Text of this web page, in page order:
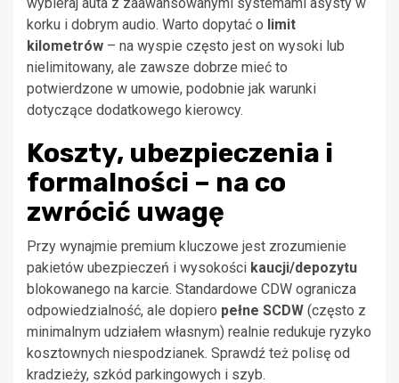
korku i dobrym audio. Warto dopytać o limit
kilometrów – na wyspie często jest on wysoki lub
nielimitowany, ale zawsze dobrze mieć to
potwierdzone w umowie, podobnie jak warunki
dotyczące dodatkowego kierowcy.
Koszty, ubezpieczenia i
formalności – na co
zwrócić uwagę
Przy wynajmie premium kluczowe jest zrozumienie
pakietów ubezpieczeń i wysokości kaucji/depozytu
blokowanego na karcie. Standardowe CDW ogranicza
odpowiedzialność, ale dopiero pełne SCDW (często z
minimalnym udziałem własnym) realnie redukuje ryzyko
kosztownych niespodzianek. Sprawdź też polisę od
kradzieży, szkód parkingowych i szyb.